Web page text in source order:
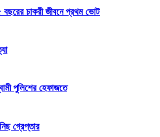
বছরের চাকরী জীবনে প্রথম ভোট
পুলিশের হেফাজতে
গ্রেপ্তার